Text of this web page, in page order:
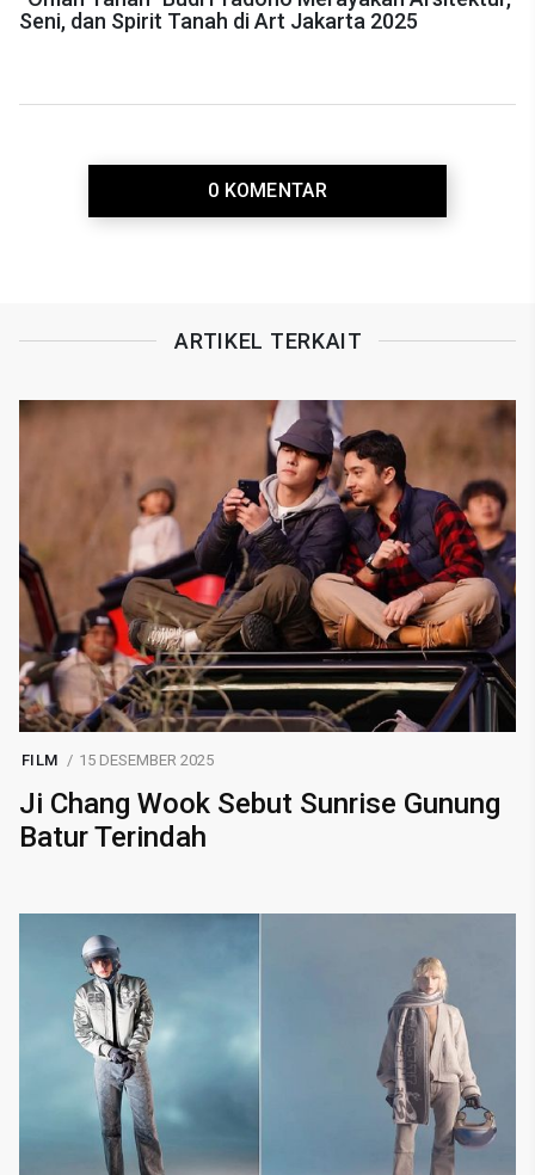
Seni, dan Spirit Tanah di Art Jakarta 2025
0 KOMENTAR
ARTIKEL TERKAIT
FILM 15 DESEMBER 2025
Ji Chang Wook Sebut Sunrise Gunung
Batur Terindah